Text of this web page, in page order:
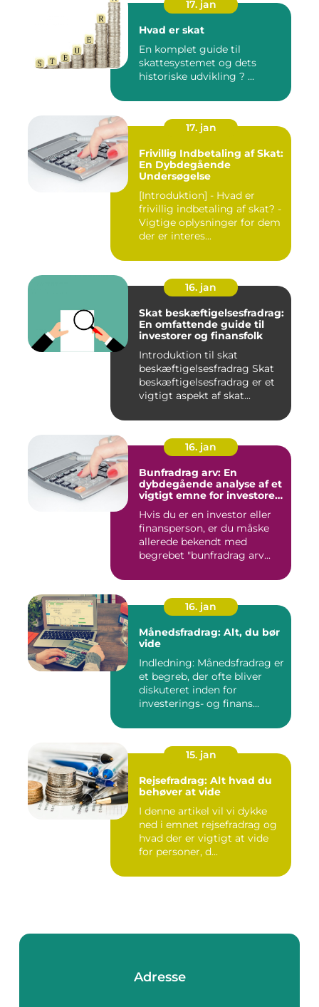
17. jan
Hvad er skat
En komplet guide til
skattesystemet og dets
historiske udvikling ? ...
17. jan
Frivillig Indbetaling af Skat:
En Dybdegående
Undersøgelse
[Introduktion] - Hvad er
frivillig indbetaling af skat? -
Vigtige oplysninger for dem
der er interes...
16. jan
Skat beskæftigelsesfradrag:
En omfattende guide til
investorer og finansfolk
Introduktion til skat
beskæftigelsesfradrag Skat
beskæftigelsesfradrag er et
vigtigt aspekt af skat...
16. jan
Bunfradrag arv: En
dybdegående analyse af et
vigtigt emne for investorer
Hvis du er en investor eller
finansperson, er du måske
allerede bekendt med
begrebet "bunfradrag arv...
16. jan
Månedsfradrag: Alt, du bør
vide
Indledning: Månedsfradrag er
et begreb, der ofte bliver
diskuteret inden for
investerings- og finans...
15. jan
Rejsefradrag: Alt hvad du
behøver at vide
I denne artikel vil vi dykke
ned i emnet rejsefradrag og
hvad der er vigtigt at vide
for personer, d...
Adresse